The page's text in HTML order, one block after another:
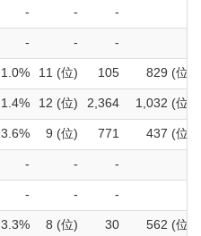
- - -
- - -
1.0% 11 (位) 105 829 (位)
1.4% 12 (位) 2,364 1,032 (位)
3.6% 9 (位) 771 437 (位)
- - -
- - -
3.3% 8 (位) 30 562 (位)